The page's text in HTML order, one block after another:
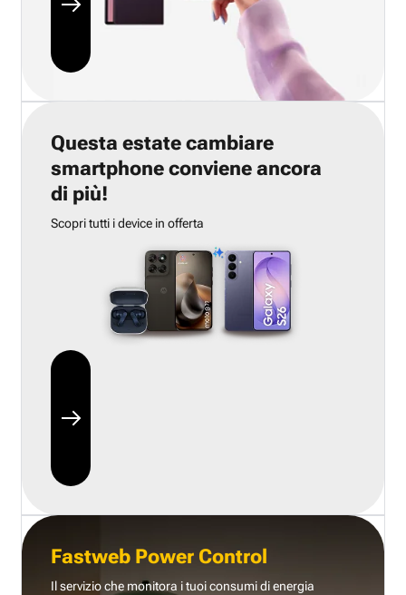
Questa estate cambiare
smartphone conviene ancora
di più!
Scopri tutti i device in offerta
Fastweb Power Control
Il servizio che monitora i tuoi consumi di energia